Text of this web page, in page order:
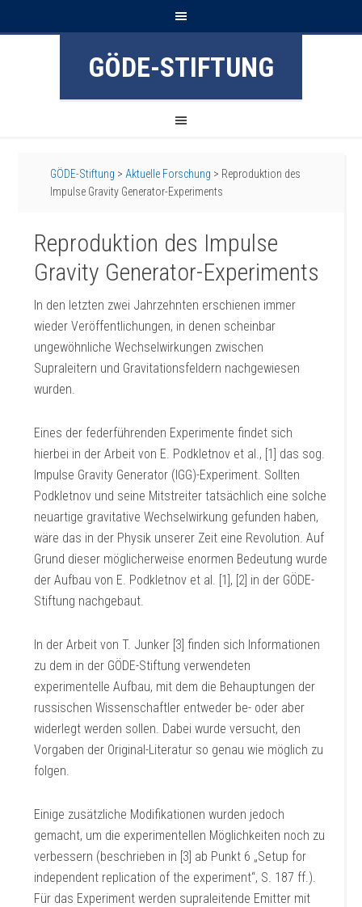
GÖDE-STIFTUNG
GÖDE-Stiftung > Aktuelle Forschung > Reproduktion des
Impulse Gravity Generator-Experiments
Reproduktion des Impulse
Gravity Generator-Experiments
In den letzten zwei Jahrzehnten erschienen immer
wieder Veröffentlichungen, in denen scheinbar
ungewöhnliche Wechselwirkungen zwischen
Supraleitern und Gravitationsfeldern nachgewiesen
wurden.
Eines der federführenden Experimente findet sich
hierbei in der Arbeit von E. Podkletnov et al., [1] das sog.
Impulse Gravity Generator (IGG)-Experiment. Sollten
Podkletnov und seine Mitstreiter tatsächlich eine solche
neuartige gravitative Wechselwirkung gefunden haben,
wäre das in der Physik unserer Zeit eine Revolution. Auf
Grund dieser möglicherweise enormen Bedeutung wurde
der Aufbau von E. Podkletnov et al. [1], [2] in der GÖDE-
Stiftung nachgebaut.
In der Arbeit von T. Junker [3] finden sich Informationen
zu dem in der GÖDE-Stiftung verwendeten
experimentelle Aufbau, mit dem die Behauptungen der
russischen Wissenschaftler entweder be- oder aber
widerlegt werden sollen. Dabei wurde versucht, den
Vorgaben der Original-Literatur so genau wie möglich zu
folgen.
Einige zusätzliche Modifikationen wurden jedoch
gemacht, um die experimentellen Möglichkeiten noch zu
verbessern (beschrieben in [3] ab Punkt 6 „Setup for
independent replication of the experiment“, S. 187 ff.).
Für das Experiment werden supraleitende Emitter mit